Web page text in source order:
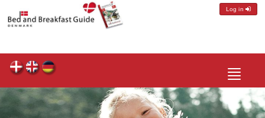
Log in
Toggle